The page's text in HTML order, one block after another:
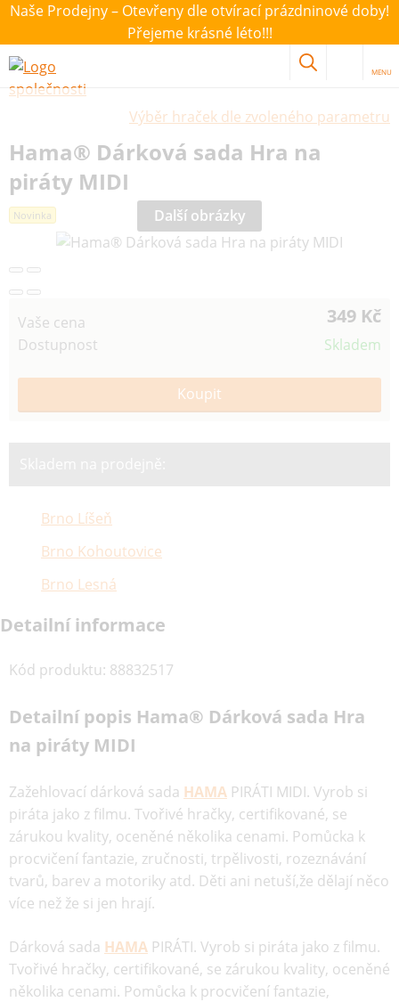
Naše Prodejny – Otevřeny dle otvírací prázdninové doby!
Přejeme krásné léto!!!
MENU
Výběr hraček dle zvoleného parametru
Hama® Dárková sada Hra na
piráty MIDI
Novinka Další obrázky
Vaše cena 349 Kč
Dostupnost Skladem
Brno Líšeň
Brno Kohoutovice
Brno Lesná
Detailní informace
Kód produktu: 88832517
Detailní popis Hama® Dárková sada Hra
na piráty MIDI
Zažehlovací dárková sada HAMA PIRÁTI MIDI. Vyrob si
piráta jako z filmu. Tvořivé hračky, certifikované, se
zárukou kvality, oceněné několika cenami. Pomůcka k
procvičení fantazie, zručnosti, trpělivosti, rozeznávání
tvarů, barev a motoriky atd. Děti ani netuší,že dělají něco
více než že si jen hrají.
Dárková sada HAMA PIRÁTI. Vyrob si piráta jako z filmu.
Tvořivé hračky, certifikované, se zárukou kvality, oceněné
několika cenami. Pomůcka k procvičení fantazie,